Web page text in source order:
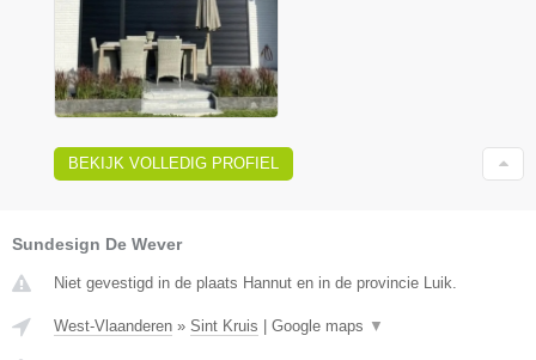
BEKIJK VOLLEDIG PROFIEL
Sundesign De Wever
Niet gevestigd in de plaats Hannut en in de provincie Luik.
West-Vlaanderen » Sint Kruis Google maps ▼